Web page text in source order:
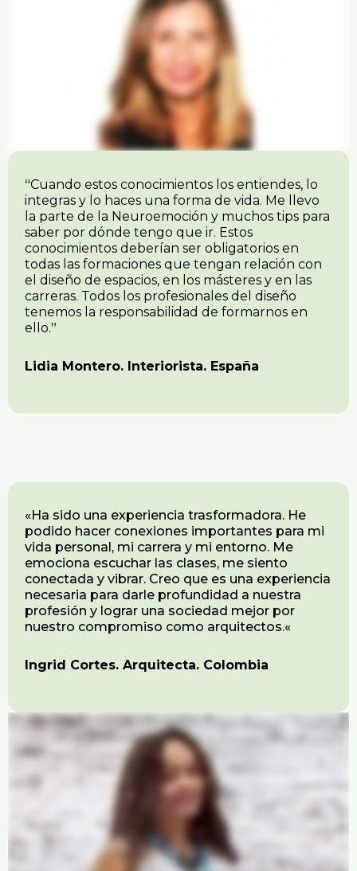
“Cuando estos conocimientos los entiendes, lo
integras y lo haces una forma de vida. Me llevo
la parte de la Neuroemoción y muchos tips para
saber por dónde tengo que ir. Estos
conocimientos deberían ser obligatorios en
todas las formaciones que tengan relación con
el diseño de espacios, en los másteres y en las
carreras. Todos los profesionales del diseño
tenemos la responsabilidad de formarnos en
ello.”
Lidia Montero. Interiorista. España
«Ha sido una experiencia trasformadora. He
podido hacer conexiones importantes para mi
vida personal, mi carrera y mi entorno. Me
emociona escuchar las clases, me siento
conectada y vibrar. Creo que es una experiencia
necesaria para darle profundidad a nuestra
profesión y lograr una sociedad mejor por
nuestro compromiso como arquitectos.«
Ingrid Cortes. Arquitecta. Colombia